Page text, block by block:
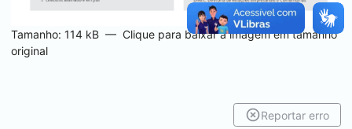
Tamanho: 114 kB — Clique para baixar a imagem em tamanho
original
Reportar erro